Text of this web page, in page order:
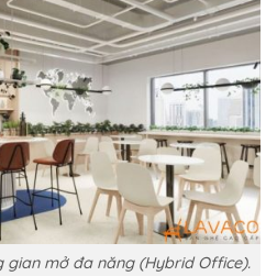
gian mở đa năng (Hybrid Office).